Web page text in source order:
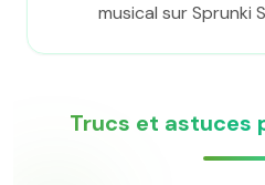
musical sur Sprunki
Trucs et astuces